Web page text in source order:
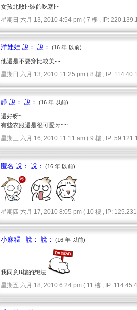
女孩北敗!~裝飾吃塞!~
星期日 六月 13, 2010 4:54 pm ( 7 樓 , IP:
洋娃娃 說： 說： (16 年 以前)
他還是不要穿比較美- -
星期日 六月 13, 2010 11:25 pm ( 8 樓 , IP:
靜 說： 說： (16 年 以前)
還好呀~
有些衣服還是很可愛ㄉ~~
星期三 六月 16, 2010 11:11 am ( 9 樓 , IP:
匿名 說： 說： (16 年 以前)
星期四 六月 17, 2010 8:05 pm ( 10 樓 , IP:
小麻糬_ 說： 說： (16 年 以前)
我同意8樓的想法
星期五 六月 18, 2010 6:24 pm ( 11 樓 , IP: